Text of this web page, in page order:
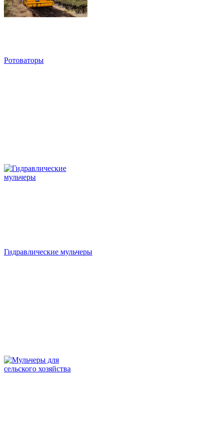
Ротоваторы
Гидравлические мульчеры